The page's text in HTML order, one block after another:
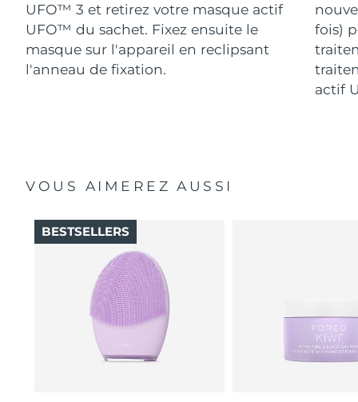
UFO™ 3 et retirez votre masque actif
UFO™ du sachet. Fixez ensuite le
masque sur l'appareil en reclipsant
l'anneau de fixation.
fois)
actif
VOUS AIMEREZ AUSSI
BESTSELLERS